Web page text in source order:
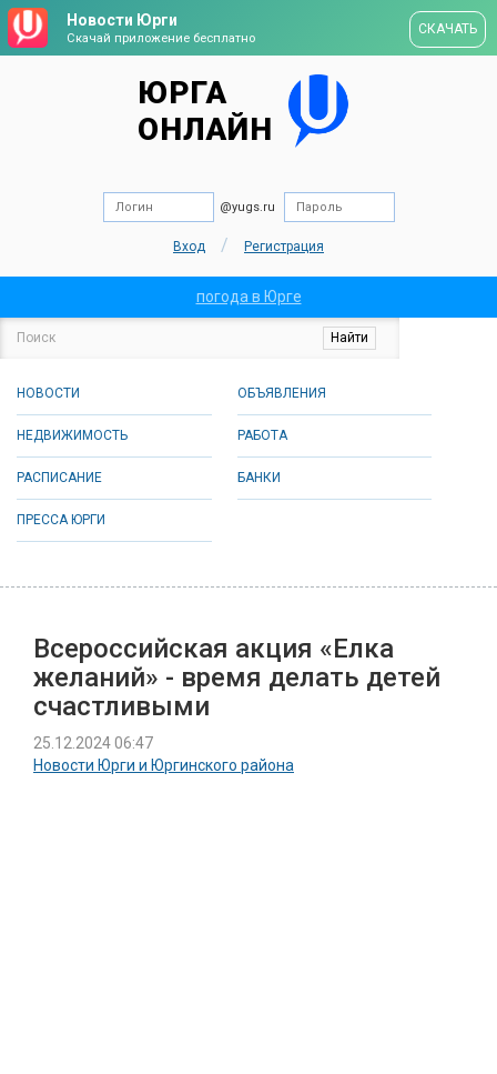
Новости Юрги
Скачай приложение бесплатно
СКАЧАТЬ
ЮРГА
ОНЛАЙН
@yugs.ru
Вход / Регистрация
погода в Юрге
НОВОСТИ ОБЪЯВЛЕНИЯ
НЕДВИЖИМОСТЬ РАБОТА
РАСПИСАНИЕ БАНКИ
ПРЕССА ЮРГИ
Всероссийская акция «Елка
желаний» - время делать детей
счастливыми
25.12.2024 06:47
Новости Юрги и Юргинского района